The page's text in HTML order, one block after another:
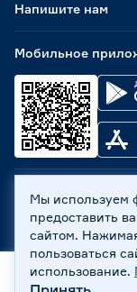
Мобильное
Напишите нам
ООО «Бауцентр
ул. А.Невского,
Все права
Политика
Правовая
Мы используем
предоставить
сайтом.
пользоваться
использование.